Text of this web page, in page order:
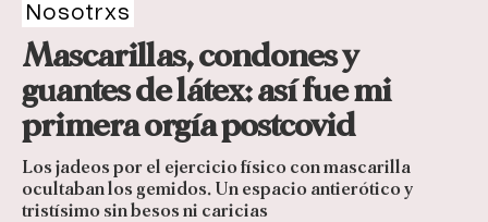
Nosotrxs
Mascarillas, condones y
guantes de látex: así fue mi
primera orgía postcovid
Los jadeos por el ejercicio físico con mascarilla
ocultaban los gemidos. Un espacio antierótico y
tristísimo sin besos ni caricias